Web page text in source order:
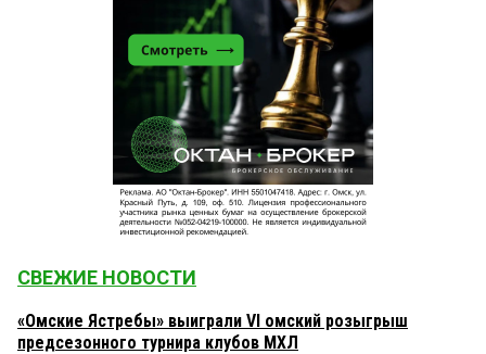
СВЕЖИЕ НОВОСТИ
«Омские Ястребы» выиграли VI омский розыгрыш
предсезонного турнира клубов МХЛ